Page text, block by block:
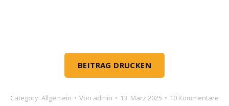
BEITRAG DRUCKEN
Category: Allgemein Von admin 13. März 2025 10 Kommentare